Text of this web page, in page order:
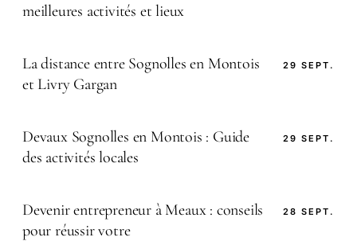
meilleures activités et lieux
La distance entre Sognolles en Montois
et Livry Gargan
29 SEPT.
Devaux Sognolles en Montois : Guide
des activités locales
29 SEPT.
Devenir entrepreneur à Meaux : conseils
pour réussir votre
28 SEPT.